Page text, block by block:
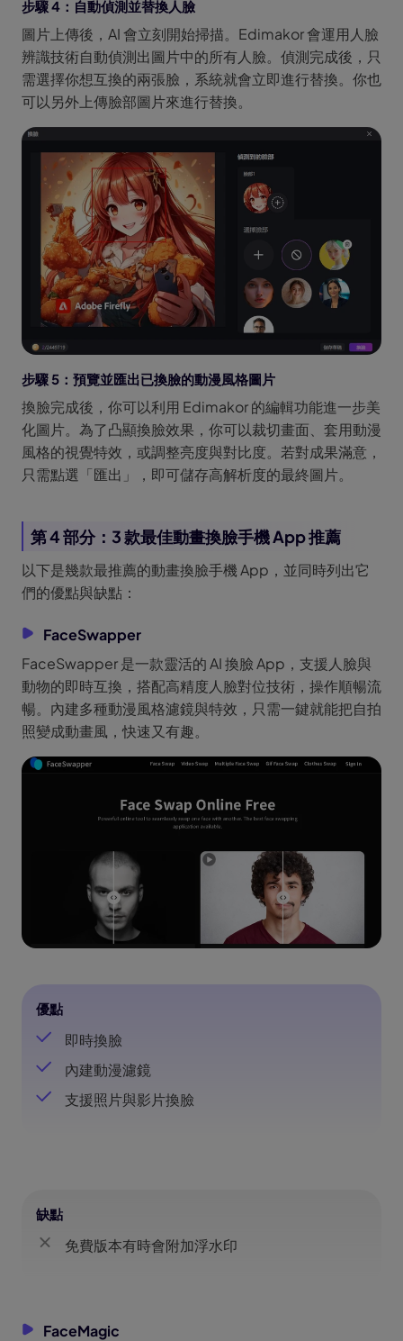
步驟 4：自動偵測並替換人臉
圖片上傳後，AI 會立刻開始掃描。Edimakor 會運用人臉
辨識技術自動偵測出圖片中的所有人臉。偵測完成後，只
需選擇你想互換的兩張臉，系統就會立即進行替換。你也
可以另外上傳臉部圖片來進行替換。
步驟 5：預覽並匯出已換臉的動漫風格圖片
換臉完成後，你可以利用 Edimakor 的編輯功能進一步美
化圖片。為了凸顯換臉效果，你可以裁切畫面、套用動漫
風格的視覺特效，或調整亮度與對比度。若對成果滿意，
只需點選「匯出」，即可儲存高解析度的最終圖片。
第 4 部分：3 款最佳動畫換臉手機 App 推薦
以下是幾款最推薦的動畫換臉手機 App，並同時列出它
們的優點與缺點：
FaceSwapper
FaceSwapper 是一款靈活的 AI 換臉 App，支援人臉與
動物的即時互換，搭配高精度人臉對位技術，操作順暢流
暢。內建多種動漫風格濾鏡與特效，只需一鍵就能把自拍
照變成動畫風，快速又有趣。
優點
即時換臉
內建動漫濾鏡
支援照片與影片換臉
缺點
免費版本有時會附加浮水印
FaceMagic